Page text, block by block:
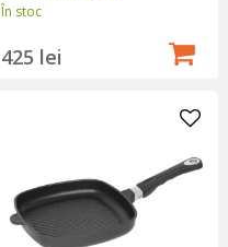
În stoc
425 lei